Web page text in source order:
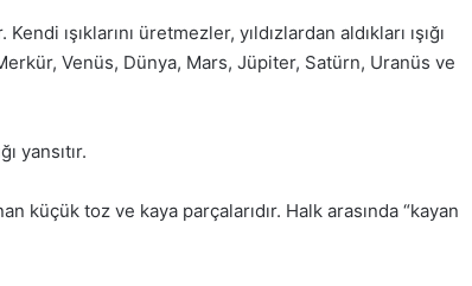
ışıklarını üretmezler, yıldızlardan aldıkları ışığı
Venüs, Dünya, Mars, Jüpiter, Satürn, Uranüs ve
yansıtır.
küçük toz ve kaya parçalarıdır. Halk arasında “kayan